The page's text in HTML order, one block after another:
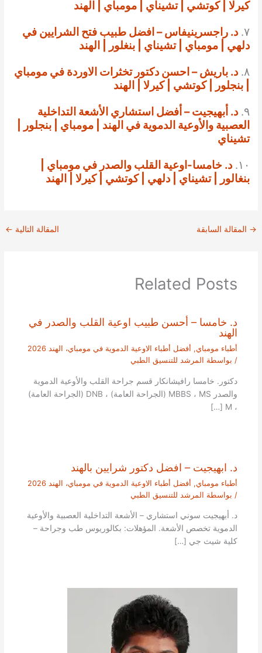
كيرلا | كوتشي | تشيناي | مومباي | الهند
٧. د. راجسرينيفاس – افضل طبيب فتح الشرايين في
دلهي | مومباي | تشيناي | بنغلور | الهند
٨. د. باريش – احسن دكتور تخثرات الاوردة في مومباي
| بنجلور | كوتشي | كيرلا | الهند
٩. د. أبهيجيت – أفضل استشاري الأشعة التداخلية
العصبية والأوعية الدموية في الهند | مومباي | بنجلور |
تشيناي
١٠. د. خامسا-اوعية القلب والصدر في مومباي |
بنغالور | تشيناي | دلهي | كوتشي | كيرلا | الهند
→ المقالة السابقة المقالة التالية ←
Related Posts
د. خامسا – أحسن طبيب اوعية القلب والصدر في
الهند
أطباء مومباي, أفضل أطباء الاوعية الدموية في مومباي، الهند 2026
/ بواسطة المرشد للتنسيق الطبي
دكتور. خامسا رافيشانكار قسم جراحة القلب والأوعية الدموية
والصدر MBBS ، MS (الجراحة العامة) ، DNB (الجراحة العامة)
، M […]
د. ابهيجيت – افضل دكتور شرايين بالهند
أطباء مومباي, أفضل أطباء الاوعية الدموية في مومباي، الهند 2026
/ بواسطة المرشد للتنسيق الطبي
د. أبهيجيت سوني استشاري – الأشعة التداخلية العصبية والأوعية
الدموية تخصص الأشعة. المؤهلات: بكالوريوس طب وجراحة –
كلية شيث جي […]